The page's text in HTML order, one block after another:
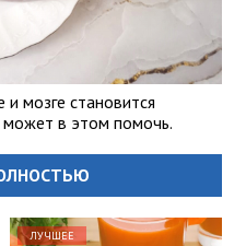
мозге становится
в этом помочь.
ЛУЧШЕЕ